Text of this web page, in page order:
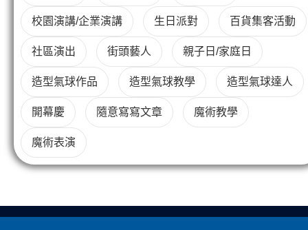
校園演講/企業演講 生日派對 百貨集客活動
社區演出 街頭藝人 親子日/家庭日
造型氣球作品 造型氣球教學 造型氣球達人
開幕慶 隨意寫寫文章 魔術教學
魔術表演